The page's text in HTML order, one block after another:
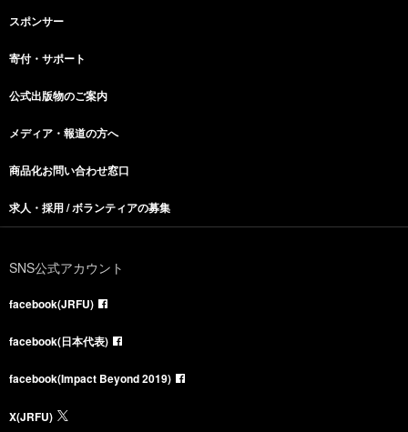
スポンサー
寄付・サポート
公式出版物のご案内
メディア・報道の方へ
商品化お問い合わせ窓口
求人・採用 / ボランティアの募集
SNS公式アカウント
facebook(JRFU)
facebook(日本代表)
facebook(Impact Beyond 2019)
X(JRFU)